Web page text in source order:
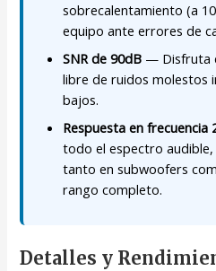
sobrecalentamiento (a
equipo ante errores de
SNR de 90dB — Disfruta
libre de ruidos molestos
bajos.
Respuesta en frecuencia
todo el espectro
tanto en subwoofers
rango completo.
Detalles y